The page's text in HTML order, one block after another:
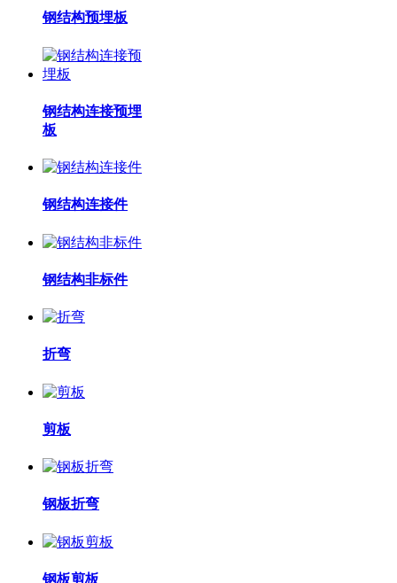
钢结构预埋板
钢结构连接预埋
板
钢结构连接件
钢结构非标件
折弯
剪板
钢板折弯
钢板剪板